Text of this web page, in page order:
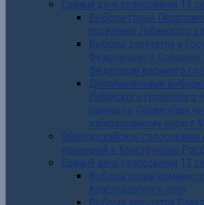
Единый день голосования 19
Выборы главы
поселения Лабинского
Выборы депутатов в
Федерального Собрания
Федерации восьмого
Дополнительные
Лабинского городского
района по Лабинскому
избирательному округу
Общероссийское голосование
изменений в Конструкцию
Единый день голосования 13
Выборы главы
Краснодарского края